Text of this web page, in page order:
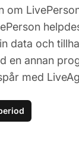
om
data och
en annan
med